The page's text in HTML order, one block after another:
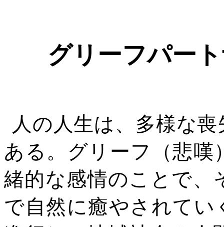
グリーフパー
人の人生は、多様な
ある。グリーフ（悲嘆
緒的な感情のことで、
で自然に癒やされてい